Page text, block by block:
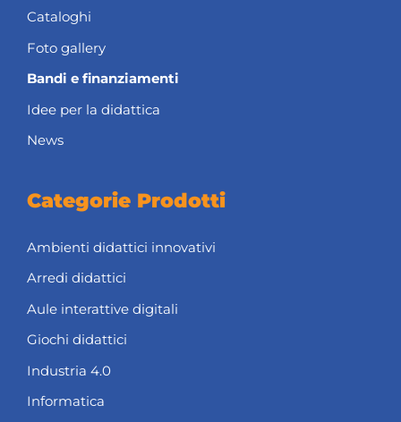
Cataloghi
Foto gallery
Bandi e finanziamenti
Idee per la didattica
News
Categorie Prodotti
Ambienti didattici innovativi
Arredi didattici
Aule interattive digitali
Giochi didattici
Industria 4.0
Informatica